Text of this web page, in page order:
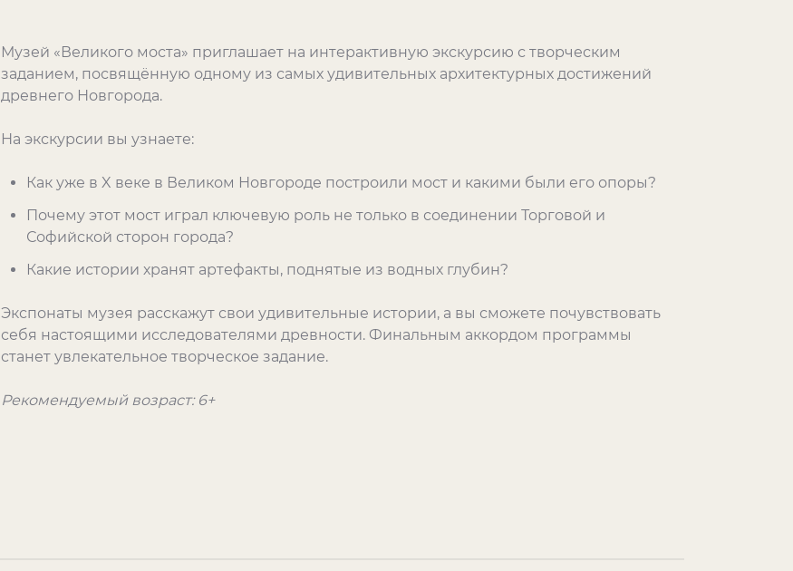
Музей «Великого моста» приглашает на интерактивную экскурсию с творческим
заданием, посвящённую одному из самых удивительных архитектурных достижений
древнего Новгорода.
На экскурсии вы узнаете:
Как уже в X веке в Великом Новгороде построили мост и какими были его опоры?
Почему этот мост играл ключевую роль не только в соединении Торговой и
Софийской сторон города?
Какие истории хранят артефакты, поднятые из водных глубин?
Экспонаты музея расскажут свои удивительные истории, а вы сможете почувствовать
себя настоящими исследователями древности. Финальным аккордом программы
станет увлекательное творческое задание.
Рекомендуемый возраст: 6+